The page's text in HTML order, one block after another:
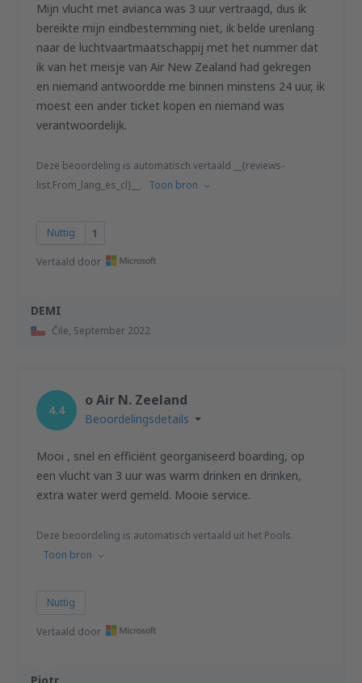
DEMI
Čile, September 2022
Mijn vlucht met avianca was 3 uur vertraagd, dus ik
bereikte mijn eindbestemming niet, ik belde urenlang
naar de luchtvaartmaatschappij met het nummer dat
ik van het meisje van Air New Zealand had gekregen
en niemand antwoordde me binnen minstens 24 uur, ik
moest een ander ticket kopen en niemand was
verantwoordelijk.
Deze beoordeling is automatisch vertaald __{reviews-
list.From_lang_es_cl}__. Toon bron
Nuttig 1
Vertaald door
4.4
o Air N. Zeeland
Beoordelingsdetails
Mooi , snel en efficiënt georganiseerd boarding, op
een vlucht van 3 uur was warm drinken en drinken,
extra water werd gemeld. Mooie service.
Deze beoordeling is automatisch vertaald uit het Pools.
Toon bron
Nuttig
Vertaald door